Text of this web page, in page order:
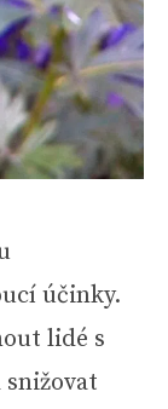
účinky.
lidé s